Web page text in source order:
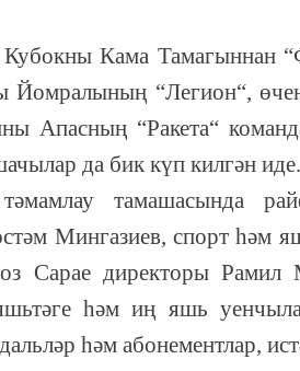
Кама Тамагыннан
Йомралының “Легион“,
Апасның “Ракета“
да бик күп килгән иде.
тамашасында
Мингазиев, спорт һәм
Сарае директоры Рамил
һәм иң яшь
һәм абонементлар,